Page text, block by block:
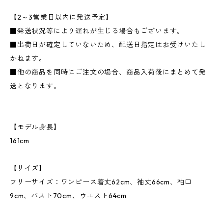
【2～3営業日以内に発送予定】
■発送状況等により遅れが生じる場合もございます。
■出荷日が確定していないため、配送日指定はお受けいたし
かねます。
■他の商品を同時にご注文の場合、商品入荷後にまとめて発
送となります。
【モデル身長】
161cm
【サイズ】
フリーサイズ：ワンピース着丈62cm、袖丈66cm、袖口
9cm、バスト70cm、ウエスト64cm